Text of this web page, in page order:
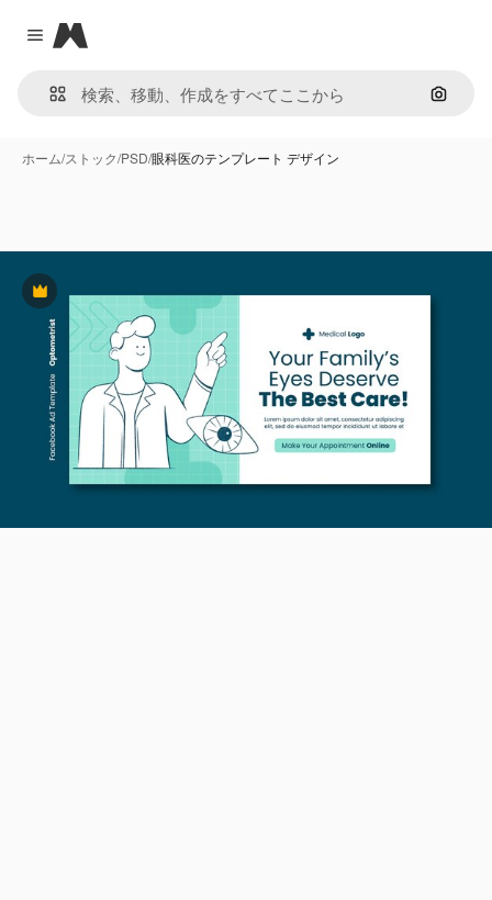
Close menu
Magnific
画像で
ホーム/ストック/PSD/眼科医のテンプレート デザイン
Premium